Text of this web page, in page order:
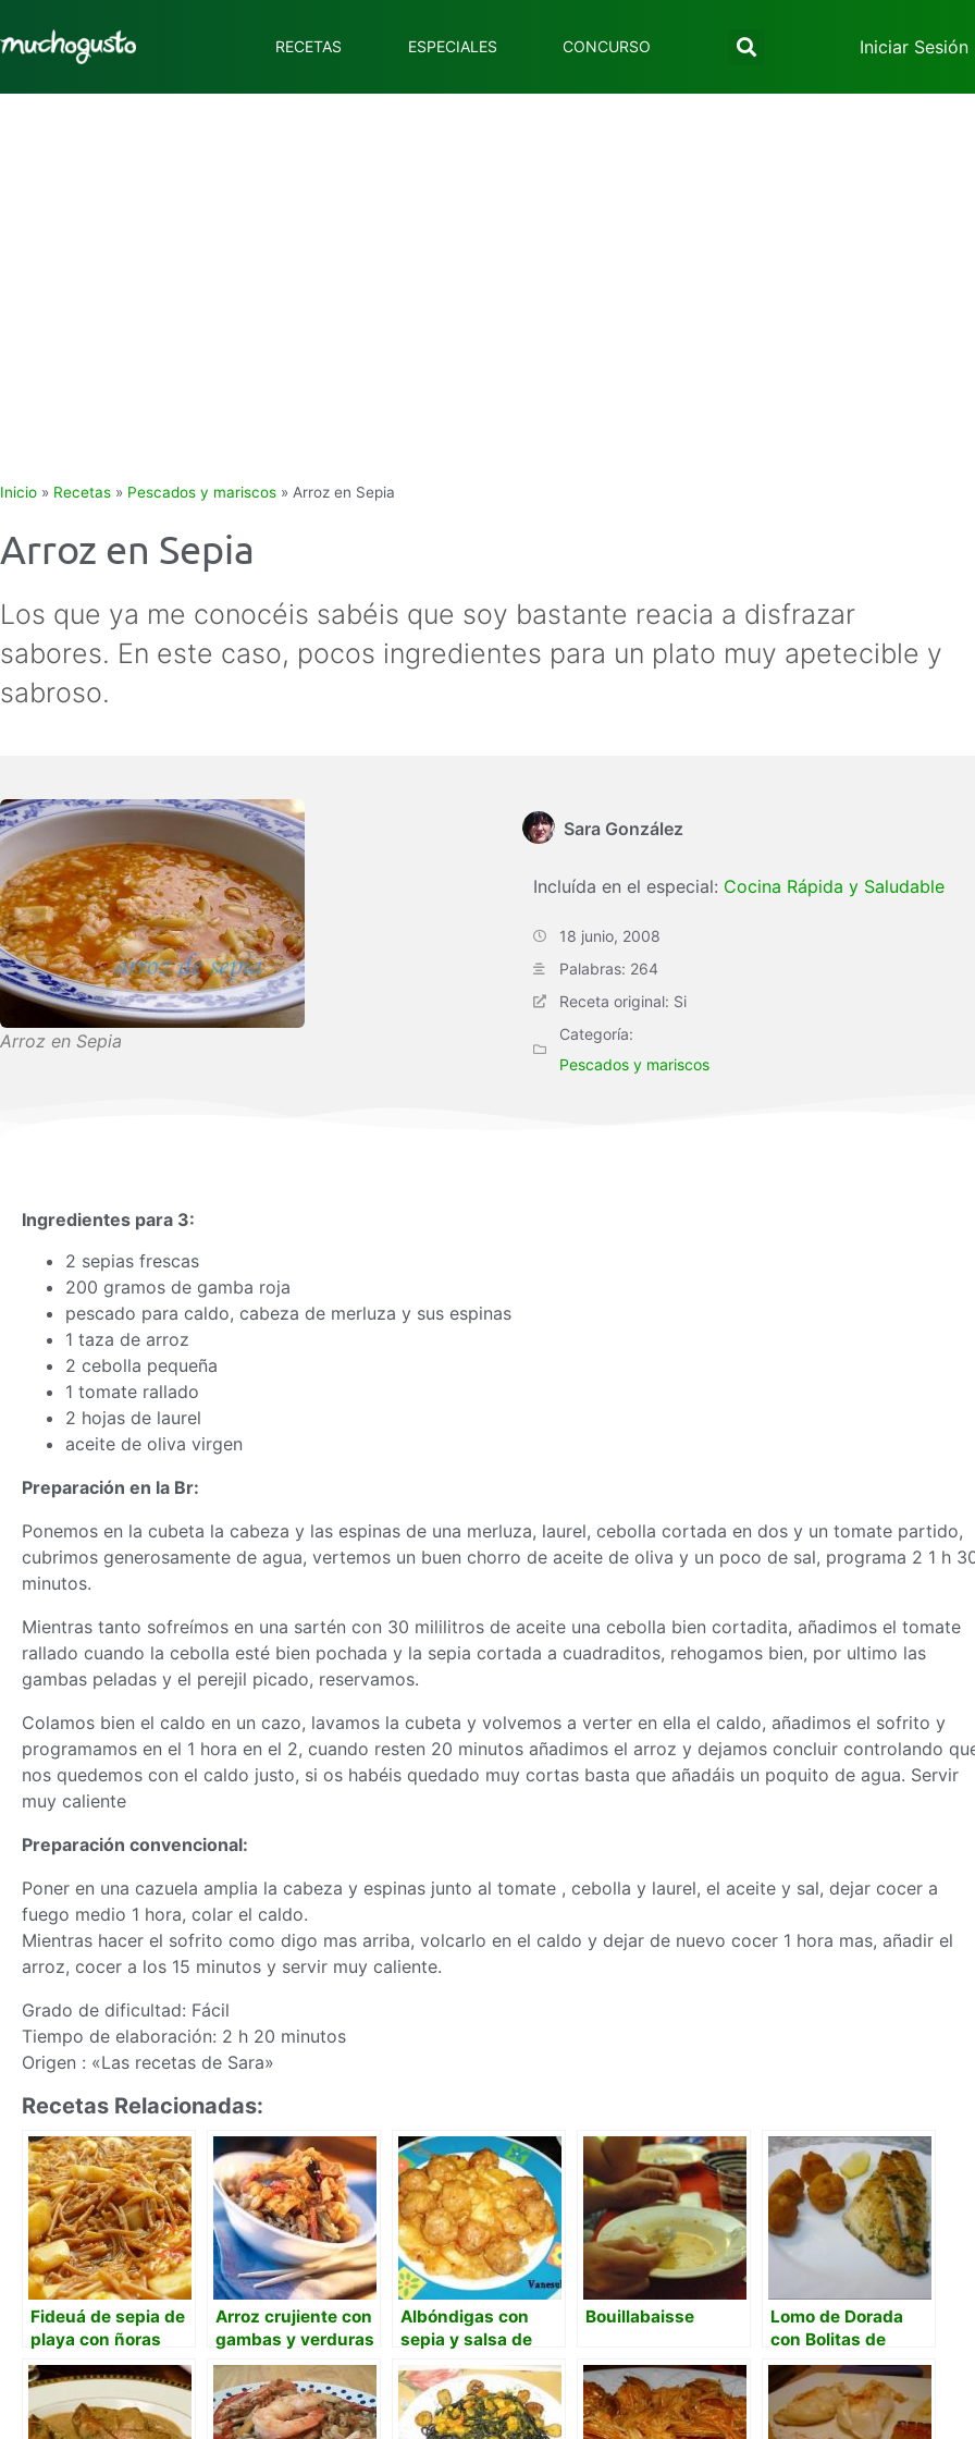
RECETAS ESPECIALES CONCURSO Iniciar Sesión
Inicio » Recetas » Pescados y mariscos » Arroz en Sepia
Arroz en Sepia
Los que ya me conocéis sabéis que soy bastante reacia a disfrazar
sabores. En este caso, pocos ingredientes para un plato muy apetecible y
sabroso.
Arroz en Sepia
Sara González
Incluída en el especial: Cocina Rápida y Saludable
18 junio, 2008
Palabras: 264
Receta original: Si
Categoría:
Pescados y mariscos
Ingredientes para 3:
2 sepias frescas
200 gramos de gamba roja
pescado para caldo, cabeza de merluza y sus espinas
1 taza de arroz
2 cebolla pequeña
1 tomate rallado
2 hojas de laurel
aceite de oliva virgen
Preparación en la Br:
Ponemos en la cubeta la cabeza y las espinas de una merluza, laurel, cebolla cortada en dos y un tomate partido,
cubrimos generosamente de agua, vertemos un buen chorro de aceite de oliva y un poco de sal, programa 2 1 h
minutos.
Mientras tanto sofreímos en una sartén con 30 mililitros de aceite una cebolla bien cortadita, añadimos el tomate
rallado cuando la cebolla esté bien pochada y la sepia cortada a cuadraditos, rehogamos bien, por ultimo las
gambas peladas y el perejil picado, reservamos.
Colamos bien el caldo en un cazo, lavamos la cubeta y volvemos a verter en ella el caldo, añadimos el sofrito y
programamos en el 1 hora en el 2, cuando resten 20 minutos añadimos el arroz y dejamos concluir controlando
nos quedemos con el caldo justo, si os habéis quedado muy cortas basta que añadáis un poquito de agua. Servir
muy caliente
Preparación convencional:
Poner en una cazuela amplia la cabeza y espinas junto al tomate , cebolla y laurel, el aceite y sal, dejar cocer a
fuego medio 1 hora, colar el caldo.
Mientras hacer el sofrito como digo mas arriba, volcarlo en el caldo y dejar de nuevo cocer 1 hora mas, añadir el
arroz, cocer a los 15 minutos y servir muy caliente.
Grado de dificultad: Fácil
Tiempo de elaboración: 2 h 20 minutos
Origen : «Las recetas de Sara»
Recetas Relacionadas:
Fideuá de sepia de
playa con ñoras
Arroz crujiente con
gambas y verduras
Kubak
Albóndigas con
sepia y salsa de
Bouillabaisse
Lomo de Dorada
con Bolitas de
Arroz & Gambas